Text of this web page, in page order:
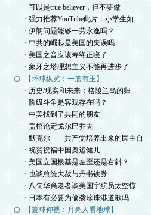
· 可以是true believer，但不要做
· 强力推荐YouTube此片：小学生如
· 伊朗问题能够一劳永逸吗？
· 中共的崛起是美国的失误吗
· 美国之音应该寿终正寝了
· 象牙之塔理想主义不能再进步了
【环球纵览：一篮有玉】
· 历史/现实和未来：格陵兰岛的归
· 阶级斗争是客观存在吗？
· 中美找到了共同的朋友
· 盖棺论定戈尔巴乔夫
· 默克尔——共产党培养出来的民主自
· 祝贺祝福中国奥运健儿
· 美国立国根基是左歪还是右斜？
· 也谈总统大赦与丹书铁券
· 八旬华裔老者谈美国宇航员太空惊
· 日本有必要为偷袭珍珠港道歉吗
【寰球仰视：月亮人看地球】